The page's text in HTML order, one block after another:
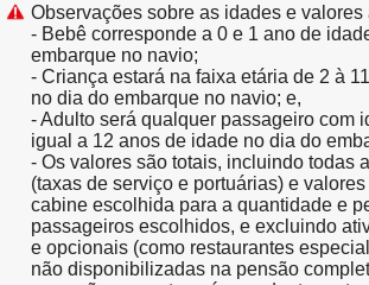
Observações sobre as idades e valores
- Bebê corresponde a 0 e 1 ano de
embarque no navio;
- Criança estará na faixa etária de 2 à
no dia do embarque no navio; e,
- Adulto será qualquer passageiro com
igual a 12 anos de idade no dia do
- Os valores são totais, incluindo todas
(taxas de serviço e portuárias) e
cabine escolhida para a quantidade e
passageiros escolhidos, e excluindo
e opcionais (como restaurantes
não disponibilizadas na pensão